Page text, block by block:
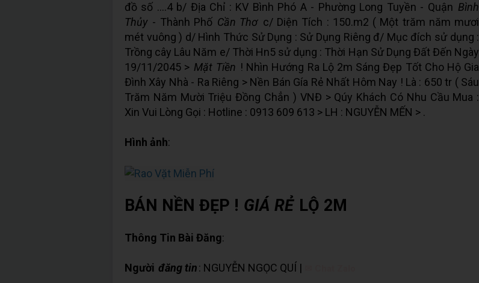
đồ số ....4 b/ Địa Chỉ : KV Bình Phó A - Phường Long Tuyền - Quận Bình
Thủy - Thành Phố Cần Thơ c/ Diện Tích : 150.m2 ( Một trăm năm mươi
mét vuông ) d/ Hình Thức Sử Dụng : Sử Dụng Riêng đ/ Mục đích sử dụng :
Trồng cây Lâu Năm e/ Thời Hn5 sử dụng : Thời Hạn Sử Dụng Đất Đến Ngày
19/11/2045 > Mặt Tiền ! Nhìn Hướng Ra Lộ 2m Sáng Đẹp Tốt Cho Hộ Gia
Đình Xây Nhà - Ra Riêng > Nền Bán Gía Rẻ Nhất Hôm Nay ! Là : 650 tr ( Sáu
Trăm Năm Mười Triệu Đồng Chẳn ) VNĐ > Qúy Khách Có Nhu Cầu Mua :
Xin Vui Lòng Gọi : Hotline : 0913 609 613 > LH : NGUYỄN MẾN > .
Hình ảnh:
BÁN NỀN ĐẸP ! GIÁ RẺ LỘ 2M
Thông Tin Bài Đăng:
Người đăng tin: NGUYỄN NGỌC QUÍ |